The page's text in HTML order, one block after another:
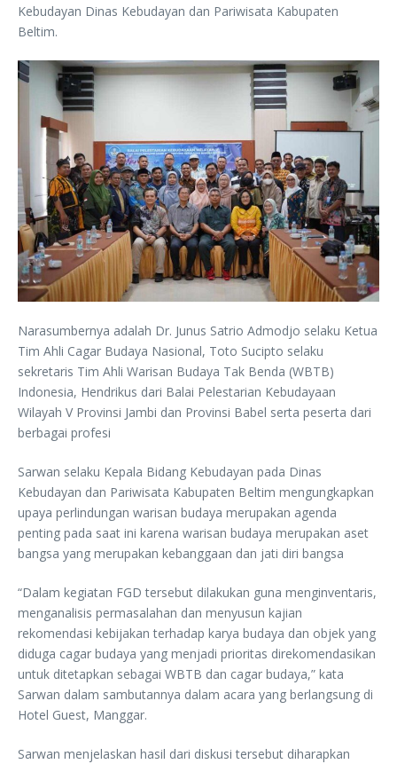
Kebudayan Dinas Kebudayan dan Pariwisata Kabupaten
Beltim.
Narasumbernya adalah Dr. Junus Satrio Admodjo selaku Ketua
Tim Ahli Cagar Budaya Nasional, Toto Sucipto selaku
sekretaris Tim Ahli Warisan Budaya Tak Benda (WBTB)
Indonesia, Hendrikus dari Balai Pelestarian Kebudayaan
Wilayah V Provinsi Jambi dan Provinsi Babel serta peserta dari
berbagai profesi
Sarwan selaku Kepala Bidang Kebudayan pada Dinas
Kebudayan dan Pariwisata Kabupaten Beltim mengungkapkan
upaya perlindungan warisan budaya merupakan agenda
penting pada saat ini karena warisan budaya merupakan aset
bangsa yang merupakan kebanggaan dan jati diri bangsa
“Dalam kegiatan FGD tersebut dilakukan guna menginventaris,
menganalisis permasalahan dan menyusun kajian
rekomendasi kebijakan terhadap karya budaya dan objek yang
diduga cagar budaya yang menjadi prioritas direkomendasikan
untuk ditetapkan sebagai WBTB dan cagar budaya,” kata
Sarwan dalam sambutannya dalam acara yang berlangsung di
Hotel Guest, Manggar.
Sarwan menjelaskan hasil dari diskusi tersebut diharapkan